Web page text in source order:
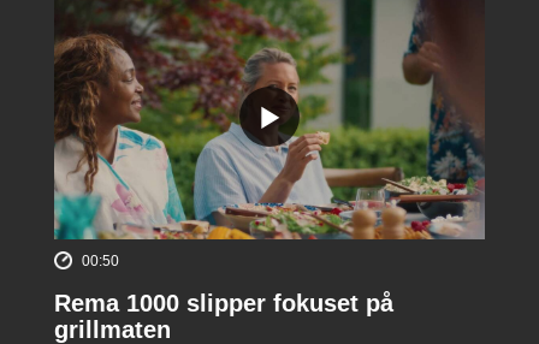
00:50
Rema 1000 slipper fokuset på
grillmaten